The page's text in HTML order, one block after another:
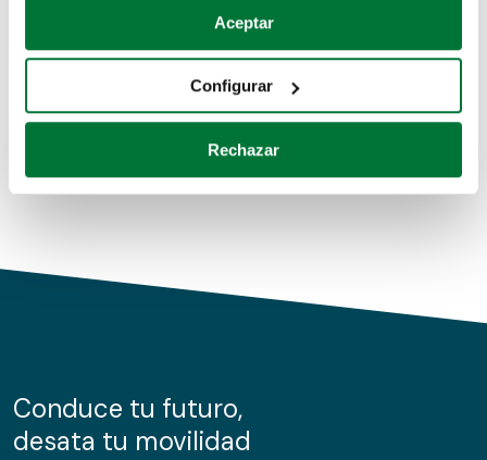
Si lo permite, también quisiéramos:
Recopilar información sobre su ubicación geográfica
Identificar su dispositivo analizándolo activamente
para buscar características específicas (huellas
Obtenga más información sobre cómo se procesan sus
de cookies.
información sobre el uso que haga del sitio web con
nuestros partners de redes sociales, publicidad y análisis
Aceptar
Configurar
Rechazar
Coches de km0
Conduce tu futuro,
desata tu movilidad